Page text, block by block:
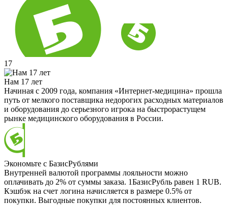
17
Нам 17 лет
Начиная с 2009 года, компания «Интернет-медицина» прошла
путь от мелкого поставщика недорогих расходных материалов
и оборудования до серьезного игрока на быстрорастущем
рынке медицинского оборудования в России.
Экономьте с БазисРублями
Внутренней валютой программы лояльности можно
оплачивать до 2% от суммы заказа. 1БазисРубль равен 1 RUB.
Кэшбэк на счет логина начисляется в размере 0.5% от
покупки. Выгодные покупки для постоянных клиентов.